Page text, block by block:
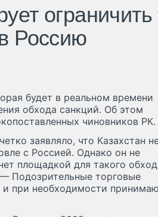
ограничить
Россию
будет в реальном времени
обхода санкций. Об этом
чиновников РК.
заявляло, что Казахстан
с Россией. Однако он не
площадкой для такого
Подозрительные торговые
и при необходимости